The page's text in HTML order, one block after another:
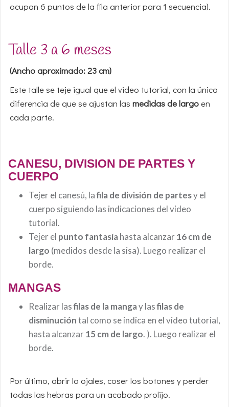
ocupan 6 puntos de la fila anterior para 1 secuencia).
Talle 3 a 6 meses
(Ancho aproximado: 23 cm)
Este talle se teje igual que el video tutorial, con la única
diferencia de que se ajustan las medidas de largoen
cada parte.
CANESU, DIVISION DE PARTES Y
CUERPO
Tejer el canesú, lafila de división de partesy el
cuerpo siguiendo las indicaciones del video
tutorial.
Tejer el punto fantasíahasta alcanzar16 cm de
largo (medidos desde la sisa). Luego realizar el
borde.
MANGAS
Realizar lasfilas de la mangay lasfilas de
disminucióntal como se indica en el video tutorial,
hasta alcanzar15 cm de largo. ). Luego realizar el
borde.
Por último, abrir lo ojales, coser los botones y perder
todas las hebras para un acabado prolijo.